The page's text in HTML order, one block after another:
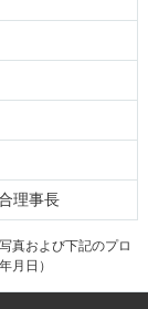
理事長
真および下記のプロ
月日）